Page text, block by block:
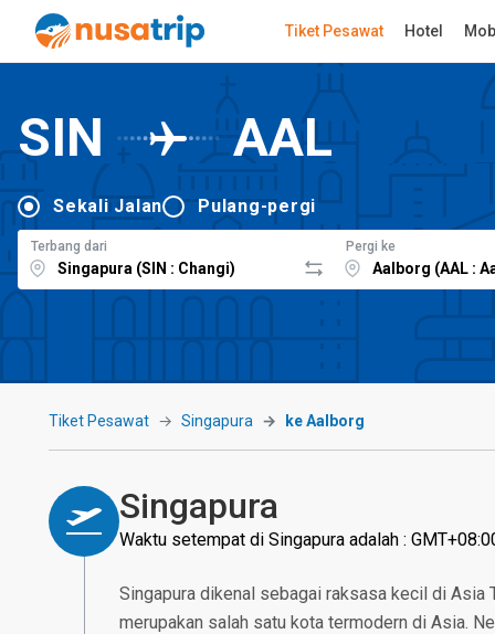
Tiket Pesawat Hotel
SIN AAL
Sekali Jalan Pulang-pergi
Terbang dari Pergi ke
Tiket Pesawat Singapura ke Aalborg
Singapura
Waktu setempat di Singapura adalah :
Singapura dikenal sebagai raksasa kecil di Asia
merupakan salah satu kota termodern di Asia.